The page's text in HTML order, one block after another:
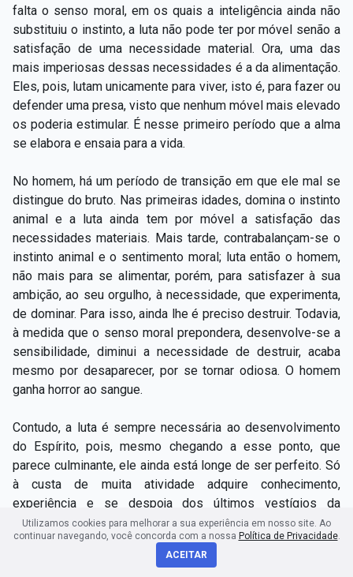
falta o senso moral, em os quais a inteligência ainda não
substituiu o instinto, a luta não pode ter por móvel senão a
satisfação de uma necessidade material. Ora, uma das
mais imperiosas dessas necessidades é a da alimentação.
Eles, pois, lutam unicamente para viver, isto é, para fazer ou
defender uma presa, visto que nenhum móvel mais elevado
os poderia estimular. É nesse primeiro período que a alma
se elabora e ensaia para a vida.
No homem, há um período de transição em que ele mal se
distingue do bruto. Nas primeiras idades, domina o instinto
animal e a luta ainda tem por móvel a satisfação das
necessidades materiais. Mais tarde, contrabalançam-se o
instinto animal e o sentimento moral; luta então o homem,
não mais para se alimentar, porém, para satisfazer à sua
ambição, ao seu orgulho, à necessidade, que experimenta,
de dominar. Para isso, ainda lhe é preciso destruir. Todavia,
à medida que o senso moral prepondera, desenvolve-se a
sensibilidade, diminui a necessidade de destruir, acaba
mesmo por desaparecer, por se tornar odiosa. O homem
ganha horror ao sangue.
Contudo, a luta é sempre necessária ao desenvolvimento
do Espírito, pois, mesmo chegando a esse ponto, que
parece culminante, ele ainda está longe de ser perfeito. Só
à custa de muita atividade adquire conhecimento,
experiência e se despoja dos últimos vestígios da
animalidade. Mas, nessa ocasião, a luta, de sangrenta e
brutal que era, se torna puramente intelectual. O homem luta
contra as dificuldades, não mais contra os seus
Utilizamos cookies para melhorar a sua experiência em nosso site. Ao
continuar navegando, você concorda com a nossa Política de Privacidade.
ACEITAR